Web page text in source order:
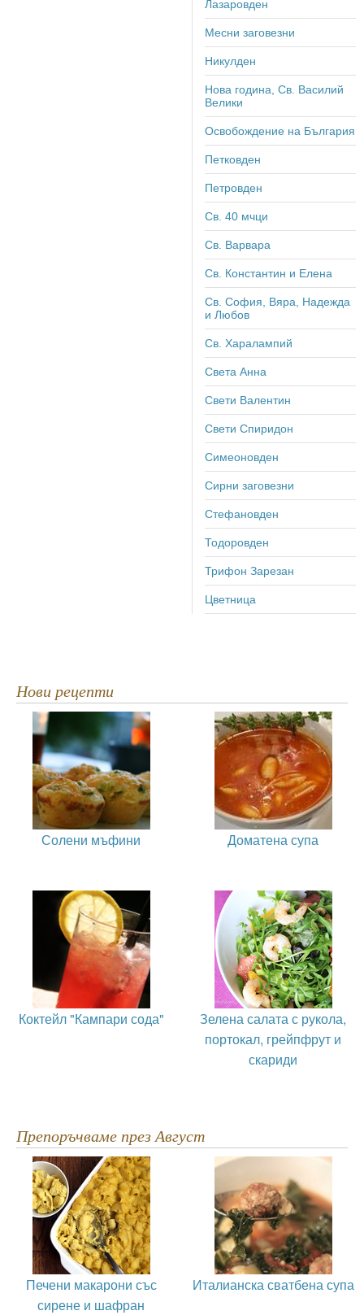
Лазаровден
Месни заговезни
Никулден
Нова година, Св. Василий
Велики
Освобождение на България
Петковден
Петровден
Св. 40 мчци
Св. Варвара
Св. Константин и Елена
Св. София, Вяра, Надежда
и Любов
Св. Харалампий
Света Анна
Свети Валентин
Свети Спиридон
Симеоновден
Сирни заговезни
Стефановден
Тодоровден
Трифон Зарезан
Цветница
Нови рецепти
Солени мъфини Доматена супа
Коктейл "Кампари сода"
Зелена салата с рукола,
портокал, грейпфрут и
скариди
Препоръчваме през Август
Печени макарони със
сирене и шафран
Италианска сватбена супа